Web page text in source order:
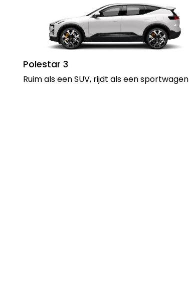
Polestar 3
Ruim als een SUV, rijdt als een sportwagen